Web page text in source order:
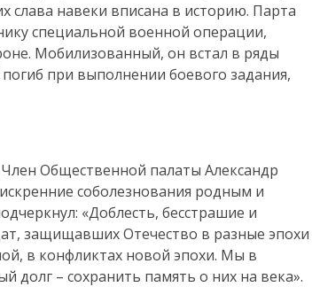
слава навеки вписана в историю. Парта
специальной военной операции,
Мобилизованный, он встал в ряды
при выполнении боевого задания,
Общественной палаты Александр
соболезнования родным и
«Доблесть, бесстрашие и
защищавших Отечество в разные эпохи
в конфликтах новой эпохи. Мы в
долг – сохранить память о них на века».